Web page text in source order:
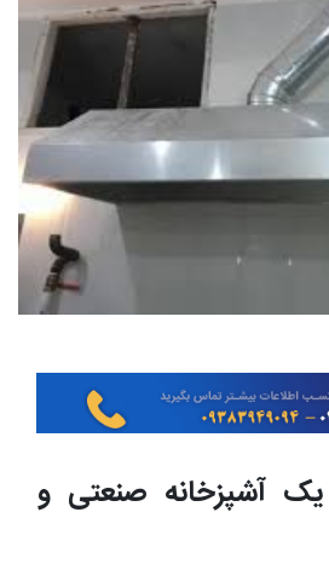
یک آشپزخانه صنعتی و